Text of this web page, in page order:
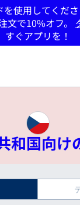
を使用してくだ
文で10%オフ。
すぐアプリを！
和国向け